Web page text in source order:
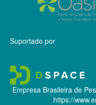
Suportado por
Empresa Brasileira de
https://